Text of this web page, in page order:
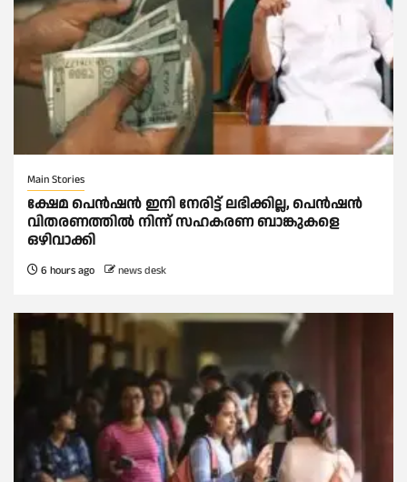
Main Stories
ക്ഷേമ പെൻഷൻ ഇനി നേരിട്ട് ലഭിക്കില്ല, പെൻഷൻ
വിതരണത്തില്‍ നിന്ന് സഹകരണ ബാങ്കുകളെ
ഒഴിവാക്കി
6 hours ago news desk